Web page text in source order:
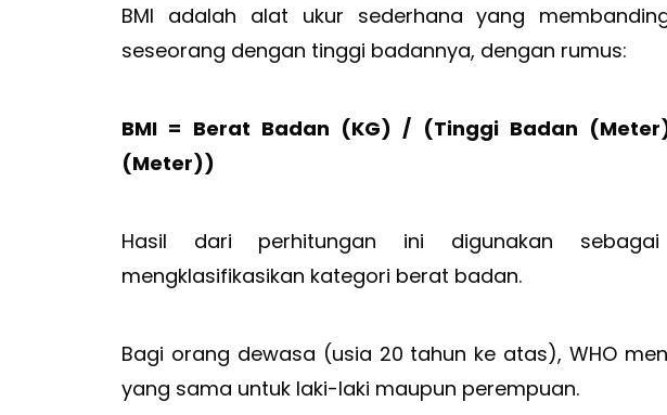
BMI adalah alat ukur sederhana yang
seseorang dengan tinggi badannya, dengan rumus:
BMI = Berat Badan (KG) / (Tinggi Badan
(Meter))
Hasil dari perhitungan ini digunakan
mengklasifikasikan kategori berat badan.
Bagi orang dewasa (usia 20 tahun ke atas), WHO
yang sama untuk laki-laki maupun perempuan.